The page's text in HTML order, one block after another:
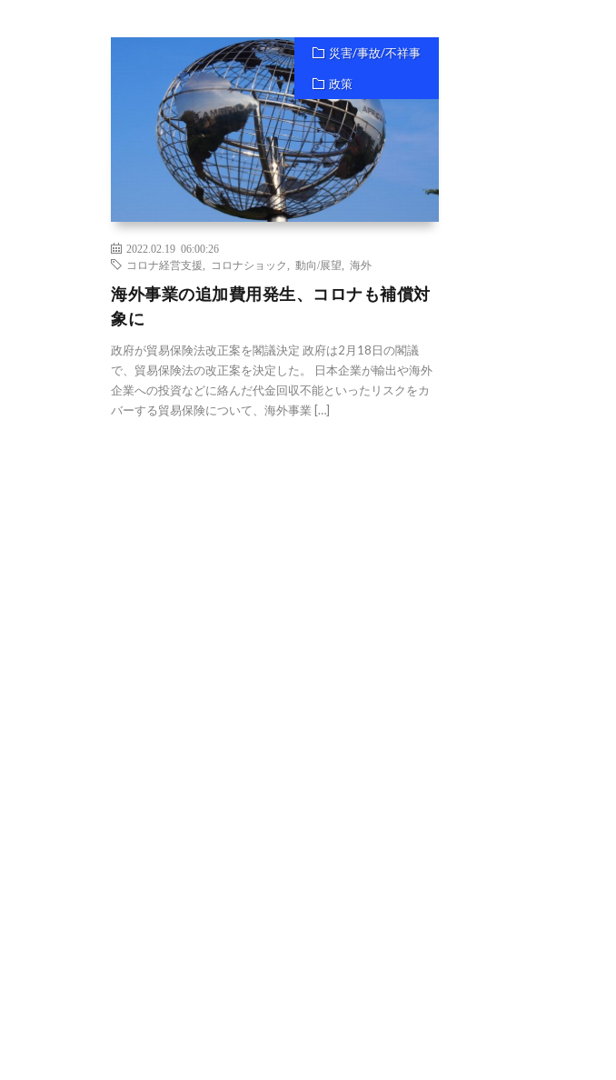
災害/事故/不祥事
政策
2022.02.19 06:00:26
コロナ経営支援
コロナショック 動向/展望 海外
海外事業の追加費用発生、コロナも補償対
象に
政府が貿易保険法改正案を閣議決定 政府は2月18日の閣議
で、貿易保険法の改正案を決定した。 日本企業が輸出や海外
企業への投資などに絡んだ代金回収不能といったリスクをカ
バーする貿易保険について、海外事業 […]